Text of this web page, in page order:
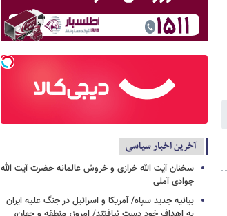
آخرین اخبار سیاسی
سخنان آیت الله خرازی و خروش عالمانه حضرت آیت الله
جوادی آملی
بیانیه جدید سپاه/ آمریکا و اسرائیل در جنگ علیه ایران